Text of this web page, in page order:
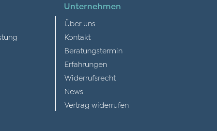
Unternehmen
Über uns
Kontakt
Beratungstermin
Erfahrungen
Widerrufsrecht
News
Vertrag widerrufen